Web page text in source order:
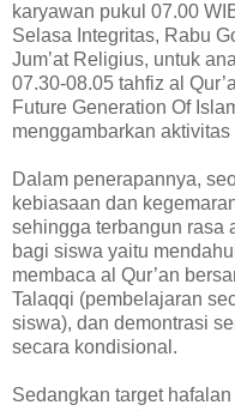
karyawan pukul 07.00
Selasa Integritas, Rabu
Jum’at Religius, untuk
07.30-08.05 tahfiz al
Future Generation Of
menggambarkan
Dalam penerapannya,
kebiasaan dan
sehingga terbangun rasa
bagi siswa yaitu
membaca al Qur’an
Talaqqi (pembelajaran
siswa), dan demontrasi
secara kondisional.
Sedangkan target